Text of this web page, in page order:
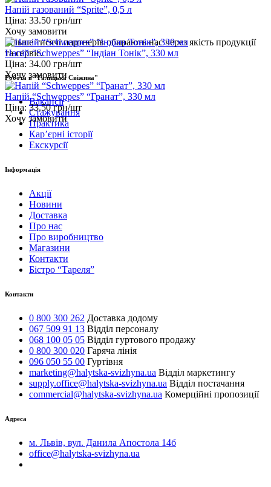
Напій газований “Sprite”, 0,5 л
Ціна: 33.50 грн/шт
Хочу замовити
Напій “Schweppes” “Індіан Тонік”, 330 мл
Ціна: 34.00 грн/шт
Хочу замовити
Напій “Schweppes” “Гранат”, 330 мл
Ціна: 33.50 грн/шт
Хочу замовити
Більше тисячі партнерів обирають нас через якість продукції
та сервіс.
Робота в "Галицька Свіжина"
Вакансії
Стажування
Практика
Карʼєрні історії
Екскурсії
Інформація
Акції
Новини
Доставка
Про нас
Про виробництво
Магазини
Контакти
Бістро “Тареля”
Контакти
0 800 300 262 Доставка додому
067 509 91 13 Відділ персоналу
068 100 05 05 Відділ гуртового продажу
0 800 300 020 Гаряча лінія
096 050 55 00 Гуртівня
marketing@halytska-svizhyna.ua Відділ маркетингу
supply.office@halytska-svizhyna.ua Відділ постачання
commercial@halytska-svizhyna.ua Комерційні пропозиції
Адреса
м. Львів, вул. Данила Апостола 14б
office@halytska-svizhyna.ua